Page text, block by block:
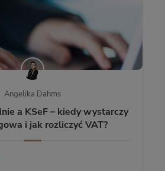
Angelika Dahms
a KSeF – kiedy wystarczy
i jak rozliczyć VAT?